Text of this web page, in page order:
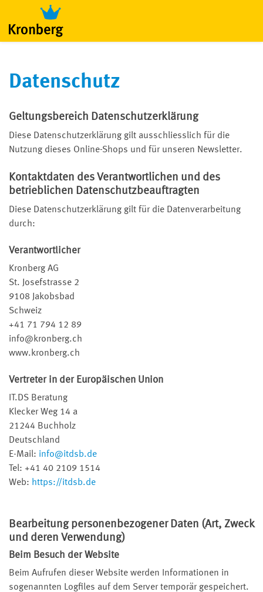
Datenschutz
Geltungsbereich Datenschutzerklärung
Diese Datenschutzerklärung gilt ausschliesslich für die
Nutzung dieses Online-Shops und für unseren Newsletter.
Kontaktdaten des Verantwortlichen und des
betrieblichen Datenschutzbeauftragten
Diese Datenschutzerklärung gilt für die Datenverarbeitung
durch:
Verantwortlicher
Kronberg AG
St. Josefstrasse 2
9108 Jakobsbad
Schweiz
+41 71 794 12 89
info@kronberg.ch
www.kronberg.ch
Vertreter in der Europäischen Union
IT.DS Beratung
Klecker Weg 14 a
21244 Buchholz
Deutschland
E-Mail: info@itdsb.de
Tel: +41 40 2109 1514
Web: https://itdsb.de
Bearbeitung personenbezogener Daten (Art, Zweck
und deren Verwendung)
Beim Besuch der Website
Beim Aufrufen dieser Website werden Informationen in
sogenannten Logfiles auf dem Server temporär gespeichert.